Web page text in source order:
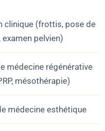
clinique (frottis, pose de
pelvien)
médecine régénérative
mésothérapie)
médecine esthétique